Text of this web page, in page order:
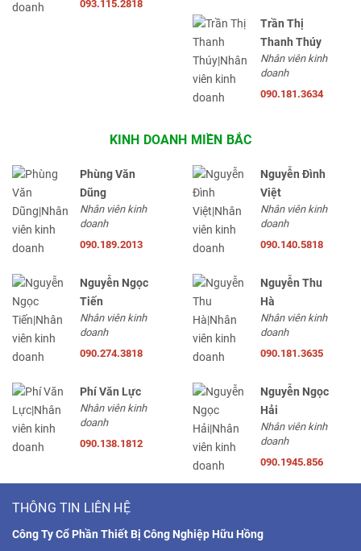
093.115.2818
Trần Thị
Thanh Thúy
Nhân viên kinh
doanh
090.181.3634
KINH DOANH MIỀN BẮC
Phùng Văn
Dũng
Nhân viên kinh
doanh
090.189.2013
Nguyễn Đình
Việt
Nhân viên kinh
doanh
090.140.5818
Nguyễn Ngọc
Tiến
Nhân viên kinh
doanh
090.274.3818
Nguyễn Thu
Hà
Nhân viên kinh
doanh
090.181.3635
Phí Văn Lực
Nhân viên kinh
doanh
090.138.1812
Nguyễn Ngọc
Hải
Nhân viên kinh
doanh
090.1945.856
THÔNG TIN LIÊN HỆ
Công Ty Cổ Phần Thiết Bị Công Nghiệp Hữu Hồng